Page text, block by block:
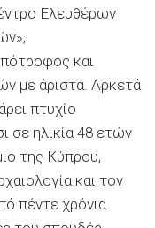
Ελευθέρων
και
με άριστα. Αρκετά
πτυχίο
σε ηλικία 48 ετών
της Κύπρου,
και τον
πέντε χρόνια